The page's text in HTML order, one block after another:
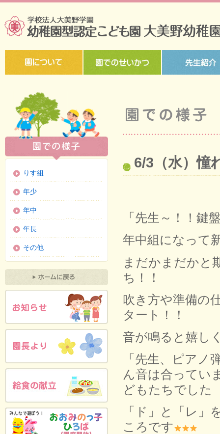
6/3（水）憧
「先生～！！鍵
年中組になって
まだかまだかと
ち！！
吹き方や準備の
タート！！
音が鳴ると嬉し
「先生、ピア
ん音は合ってい
どもたちでした
「ド」と「レ
ころです
りす組
年少
年中
年長
その他